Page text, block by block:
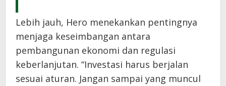
Lebih jauh, Hero menekankan pentingnya
menjaga keseimbangan antara
pembangunan ekonomi dan regulasi
keberlanjutan. “Investasi harus berjalan
sesuai aturan. Jangan sampai yang muncul